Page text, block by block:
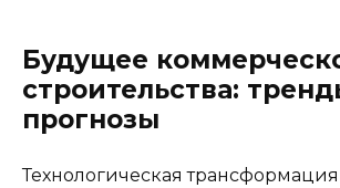
Будущее
строительства:
прогнозы
Технологическая